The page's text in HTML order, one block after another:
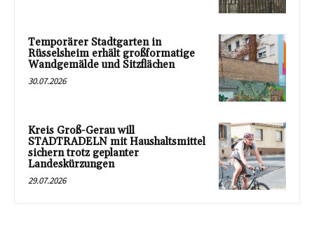
Temporärer Stadtgarten in
Rüsselsheim erhält großformatige
Wandgemälde und Sitzflächen
30.07.2026
Kreis Groß-Gerau will
STADTRADELN mit Haushaltsmittel
sichern trotz geplanter
Landeskürzungen
29.07.2026